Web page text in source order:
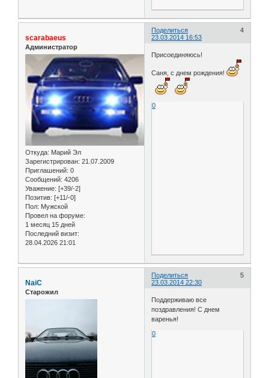
Поделиться
4
23.03.2014 16:53
scarabaeus
Администратор
Откуда: Марий Эл
Зарегистрирован: 21.07.2009
Приглашений: 0
Сообщений: 4206
Уважение: [+39/-2]
Позитив: [+11/-0]
Пол: Мужской
Провел на форуме:
1 месяц 15 дней
Последний визит:
28.04.2026 21:01
Присоединяюсь!
Саня, с днем рождения!
0
Поделиться
5
23.03.2014 22:30
NaiC
Старожил
Поддерживаю все
поздравления! С днем
варенья!
0